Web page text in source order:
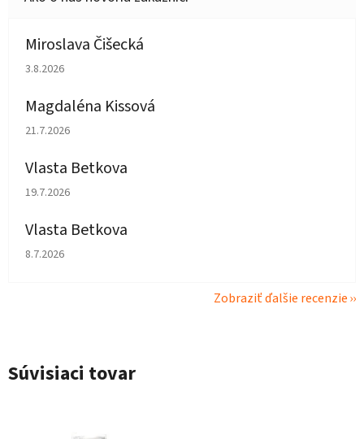
Miroslava Čišecká
Hodnotenie obchodu je 1 z 5 hviezdičiek.
3.8.2026
Magdaléna Kissová
Hodnotenie obchodu je 5 z 5 hviezdičiek.
21.7.2026
Vlasta Betkova
Hodnotenie obchodu je 5 z 5 hviezdičiek.
19.7.2026
Vlasta Betkova
Hodnotenie obchodu je 4 z 5 hviezdičiek.
8.7.2026
Zobraziť ďalšie recenzie
Súvisiaci tovar